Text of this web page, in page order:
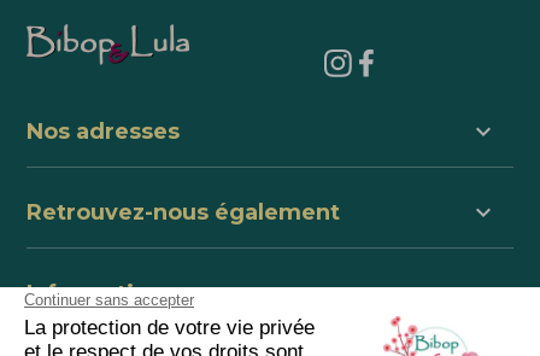
Nos adresses keyboard_arrow_down
Retrouvez-nous également keyboard_arrow_down
Informations keyboard_arrow_down